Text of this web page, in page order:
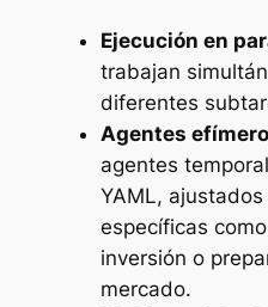
Ejecución en
trabajan
diferentes
Agentes
agentes
YAML,
específicas
inversión o
mercado.